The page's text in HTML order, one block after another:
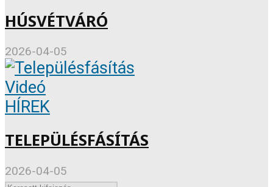
HÚSVÉTVÁRÓ
2026-04-05
Videó
HÍREK
TELEPÜLÉSFÁSÍTÁS
2026-04-05